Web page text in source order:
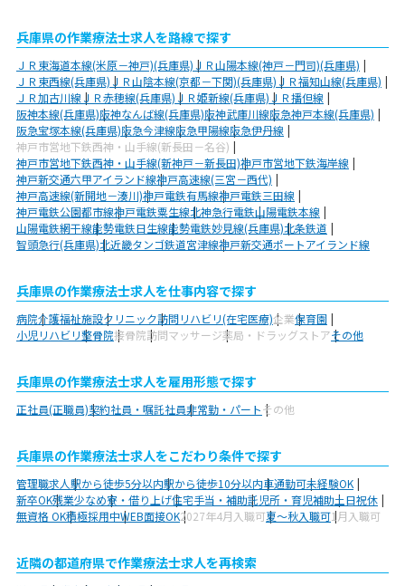
兵庫県の作業療法士求人を路線で探す
ＪＲ東海道本線(米原－神戸)(兵庫県)ＪＲ山陽本線(神戸－門司)(兵庫県)
ＪＲ東西線(兵庫県)ＪＲ山陰本線(京都－下関)(兵庫県)ＪＲ福知山線(兵庫県)
ＪＲ加古川線ＪＲ赤穂線(兵庫県)ＪＲ姫新線(兵庫県)ＪＲ播但線
阪神本線(兵庫県)阪神なんば線(兵庫県)阪神武庫川線阪急神戸本線(兵庫県)
阪急宝塚本線(兵庫県)阪急今津線阪急甲陽線阪急伊丹線
神戸市営地下鉄西神・山手線(新長田－名谷)
神戸市営地下鉄西神・山手線(新神戸－新長田)神戸市営地下鉄海岸線
神戸新交通六甲アイランド線神戸高速線(三宮－西代)
神戸高速線(新開地－湊川)神戸電鉄有馬線神戸電鉄三田線
神戸電鉄公園都市線神戸電鉄粟生線北神急行電鉄山陽電鉄本線
山陽電鉄網干線能勢電鉄日生線能勢電鉄妙見線(兵庫県)北条鉄道
智頭急行(兵庫県)北近畿タンゴ鉄道宮津線神戸新交通ポートアイランド線
兵庫県の作業療法士求人を仕事内容で探す
病院介護福祉施設クリニック訪問リハビリ(在宅医療)企業保育園
小児リハビリ整骨院接骨院訪問マッサージ薬局・ドラッグストアその他
兵庫県の作業療法士求人を雇用形態で探す
正社員(正職員)契約社員・嘱託社員非常勤・パートその他
兵庫県の作業療法士求人をこだわり条件で探す
管理職求人駅から徒歩5分以内駅から徒歩10分以内車通勤可未経験OK
新卒OK残業少なめ寮・借り上げ住宅手当・補助託児所・育児補助土日祝休
無資格 OK積極採用中WEB面接OK2027年4月入職可夏～秋入職可1月入職可
近隣の都道府県で作業療法士求人を再検索